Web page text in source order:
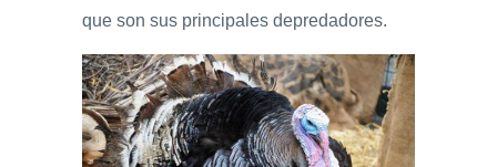
que son sus principales depredadores.